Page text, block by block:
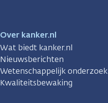
Over kanker.nl
Wat biedt kanker.nl
Nieuwsberichten
Wetenschappelijk onderzoek
Kwaliteitsbewaking